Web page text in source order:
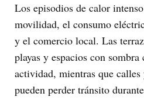
Los episodios de calor
movilidad, el consumo
y el comercio local. Las
playas y espacios con sombra
actividad, mientras que
pueden perder tránsito